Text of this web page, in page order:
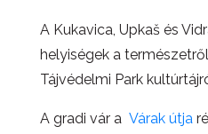
A Kukavica, Upkaš és
helyiségek a
Tájvédelmi Park
A gradi vár a Várak útja